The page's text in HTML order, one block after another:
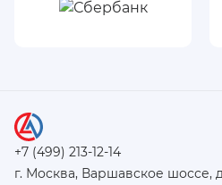
+7 (499) 213-12-14
г. Москва, Варшавское шоссе, д.